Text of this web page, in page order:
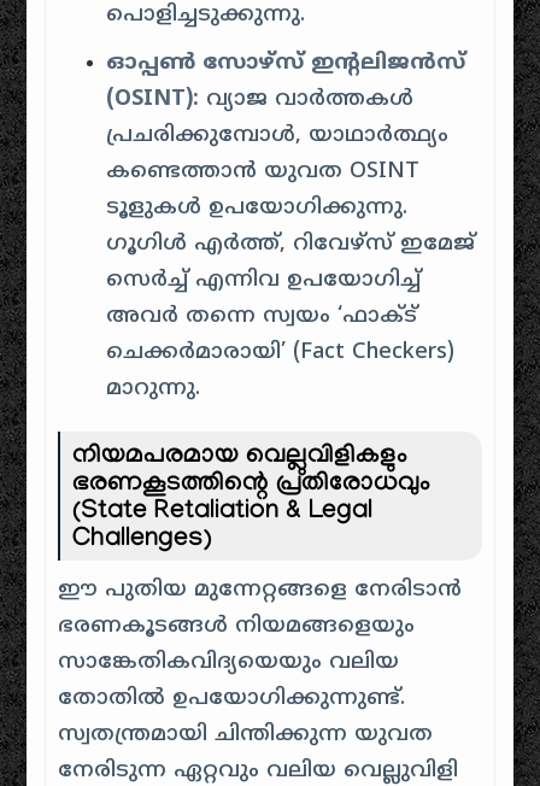
പൊളിച്ചടുക്കുന്നു.
ഓപ്പൺ സോഴ്സ് ഇന്റലിജൻസ്
(OSINT): വ്യാജ വാർത്തകൾ
പ്രചരിക്കുമ്പോൾ, യാഥാർത്ഥ്യം
കണ്ടെത്താൻ യുവത OSINT
ടൂളുകൾ ഉപയോഗിക്കുന്നു.
ഗൂഗിൾ എർത്ത്, റിവേഴ്സ് ഇമേജ്
സെർച്ച് എന്നിവ ഉപയോഗിച്ച്
അവർ തന്നെ സ്വയം ‘ഫാക്ട്
ചെക്കർമാരായി’ (Fact Checkers)
മാറുന്നു.
നിയമപരമായ വെല്ലുവിളികളും
ഭരണകൂടത്തിന്റെ പ്രതിരോധവും
(State Retaliation & Legal
Challenges)
ഈ പുതിയ മുന്നേറ്റങ്ങളെ നേരിടാൻ
ഭരണകൂടങ്ങൾ നിയമങ്ങളെയും
സാങ്കേതികവിദ്യയെയും വലിയ
തോതിൽ ഉപയോഗിക്കുന്നുണ്ട്.
സ്വതന്ത്രമായി ചിന്തിക്കുന്ന യുവത
നേരിടുന്ന ഏറ്റവും വലിയ വെല്ലുവിളി